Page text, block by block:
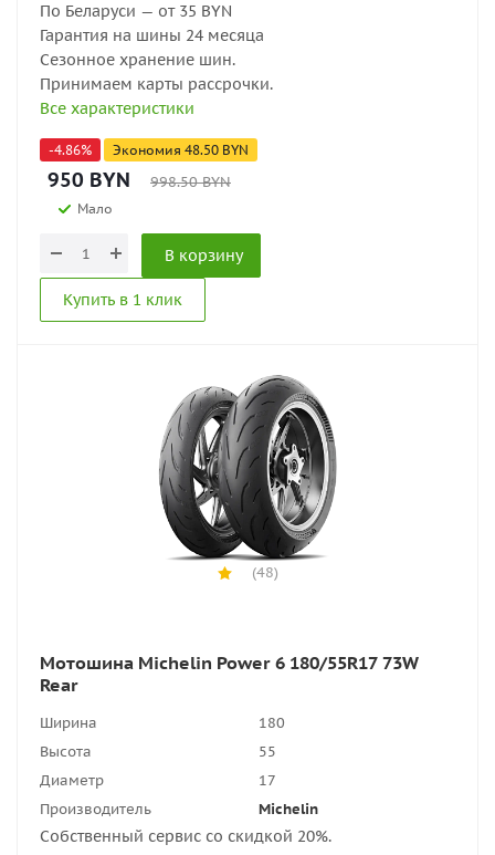
По Беларуси — от 35 BYN
Гарантия на шины 24 месяца
Сезонное хранение шин.
Принимаем карты рассрочки.
Все характеристики
-4.86% Экономия 48.50 BYN
950 BYN 998.50BYN
Мало
В корзину
Купить в 1 клик
(48)
Мотошина Michelin Power 6 180/55R17 73W
Rear
Ширина
180
Высота
55
Диаметр
17
Производитель
Michelin
Собственный сервис со скидкой 20%.